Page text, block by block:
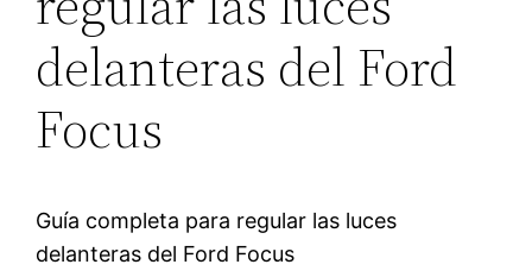
delanteras del Ford
Focus
Guía completa para regular las luces
delanteras del Ford Focus